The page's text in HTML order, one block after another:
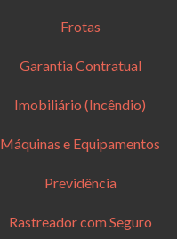
Frotas
Garantia Contratual
Imobiliário (Incêndio)
Máquinas e Equipamentos
Previdência
Rastreador com Seguro